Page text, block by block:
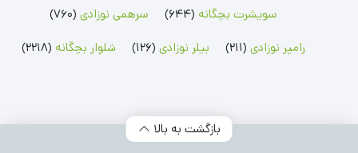
سویشرت بچگانه (644) سرهمی نوزادی (760)
رامپر نوزادی (211) بیلر نوزادی (126) شلوار بچگانه (2218)
بازگشت به بالا